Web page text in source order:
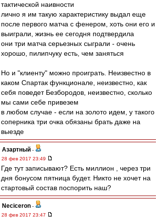
тактической наивности
лично я им такую характеристику выдал еще
после первого матча с фенером, хоть они его и
выиграли, жизнь ее сегодня подтвердила
они три матча серьезных сыграли - очень
хорошо, пилипчуку есть, чем заняться
Но и "клиенту" можно проиграть. Неизвестно в
каком Спартак функционале, неизвестно, как
себя поведет Безбородов, неизвестно, сколько
мы сами себе привезем
в любом случае - если на золото идем, у такого
соперника три очка обязаны брать даже на
выезде
Азартный -
28 фев 2017 23:49
Где тут записывают? Есть миллион , через три
дня бонусом пятница будет. Никто не хочет на
стартовый состав поспорить наш?
Neciceron -
28 фев 2017 23:47